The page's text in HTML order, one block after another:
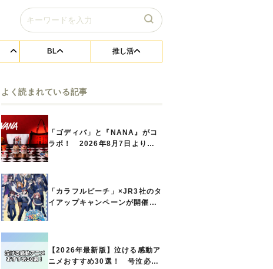
BL 推し活
よく読まれている記事
「ゴディバ」と『NANA』がコ
ラボ！ 2026年8月7日よりシ
「カラフルピーチ」×JR3社のタ
イアップキャンペーンが開催決
【2026年最新版】泣ける感動ア
ニメおすすめ30選！ 号泣必須